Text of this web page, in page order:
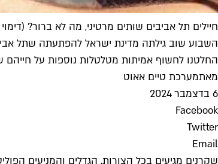
חיילים תל אביבים שותים מרטיני, מה לא ברור? (דימוי AI: מתוך קמפיין "זמן אמיתי" בהדסטארט)
השבוע שוב גילתה מדינת ישראל להפתעתה שתל
החלטנו לחשוף אמיתות מטלטלות נוספות על
מאתמערכת טיים אאוט
6 בדצמבר 2024
Facebook
Twitter
Email